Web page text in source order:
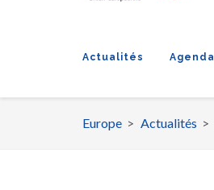
Actualités Agenda
Fil
Europe Actualités